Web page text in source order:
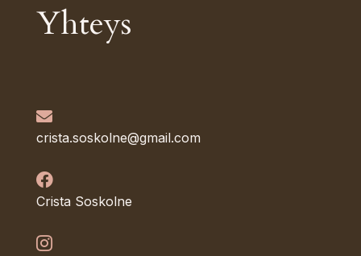
Yhteys

crista.soskolne@gmail.com

Crista Soskolne
